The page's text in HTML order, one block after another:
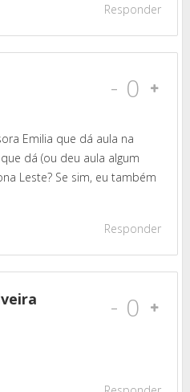
Responder
- 0
Emilia que dá aula na
dá (ou deu aula algum
Leste? Se sim, eu também
Responder
- 0